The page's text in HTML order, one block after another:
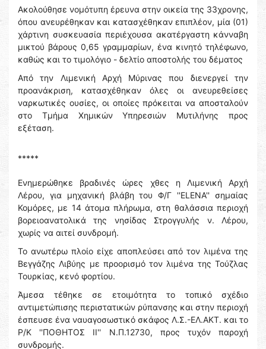
Ακολούθησε νομότυπη έρευνα στην οικεία της 33χρονης,
όπου ανευρέθηκαν και κατασχέθηκαν επιπλέον, μία (01)
χάρτινη συσκευασία περιέχουσα ακατέργαστη κάνναβη
μικτού βάρους 0,65 γραμμαρίων, ένα κινητό τηλέφωνο,
καθώς και το τιμολόγιο - δελτίο αποστολής του δέματος
Από την Λιμενική Αρχή Μύρινας που διενεργεί την
προανάκριση, κατασχέθηκαν όλες οι ανευρεθείσες
ναρκωτικές ουσίες, οι οποίες πρόκειται να αποσταλούν
στο Τμήμα Χημικών Υπηρεσιών Μυτιλήνης προς
εξέταση.
*****
Ενημερώθηκε βραδινές ώρες χθες η Λιμενική Αρχή
Λέρου, για μηχανική βλάβη του Φ/Γ ''ELENA'' σημαίας
Κομόρες, με 14 άτομα πλήρωμα, στη θαλάσσια περιοχή
βορειοανατολικά της νησίδας Στρογγυλής ν. Λέρου,
χωρίς να αιτεί συνδρομή.
Το ανωτέρω πλοίο είχε αποπλεύσει από τον λιμένα της
Βεγγάζης Λιβύης με προορισμό τον λιμένα της Τούζλας
Τουρκίας, κενό φορτίου.
Άμεσα τέθηκε σε ετοιμότητα το τοπικό σχέδιο
αντιμετώπισης περιστατικών ρύπανσης και στην περιοχή
έσπευσε ένα ναυαγοσωστικό σκάφος Λ.Σ.-ΕΛ.ΑΚΤ. και το
Ρ/Κ ''ΠΟΘΗΤΟΣ ΙΙ'' Ν.Π.12730, προς τυχόν παροχή
συνδρομής.